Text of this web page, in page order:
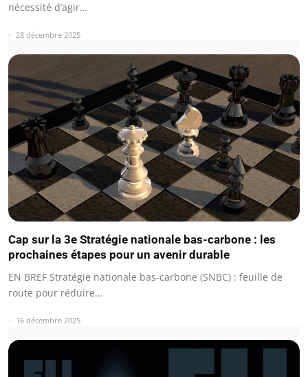
nécessité d’agir…
28 décembre 2025
Cap sur la 3e Stratégie nationale bas-carbone : les
prochaines étapes pour un avenir durable
EN BREF Stratégie nationale bas-carbone (SNBC) : feuille de
route pour réduire…
16 décembre 2025